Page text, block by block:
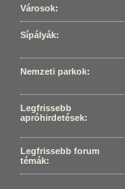
Városok:
Sípályák:
Nemzeti parkok:
Legfrissebb
apróhirdetések:
Legfrissebb forum
témák: